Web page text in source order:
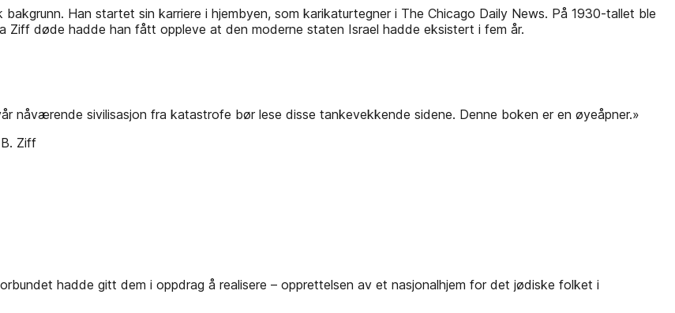
Han startet sin karriere i hjembyen, som karikaturtegner i The Chicago Daily News. På 1930-tallet ble
Ziff døde hadde han fått oppleve at den moderne staten Israel hadde eksistert i fem år.
nåværende sivilisasjon fra katastrofe bør lese disse tankevekkende sidene. Denne boken er en øyeåpner.»
Ziff
hadde gitt dem i oppdrag å realisere – opprettelsen av et nasjonalhjem for det jødiske folket i